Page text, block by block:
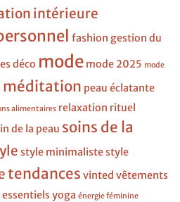
intérieure
fashion gestion du
déco mode mode 2025 mode
méditation peau éclatante
alimentaires relaxation rituel
de la peau soins de la
style minimalistestyle
tendances vinted vêtements
yoga énergie féminine